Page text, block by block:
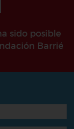
sido posible
Barrié